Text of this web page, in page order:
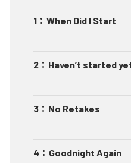
1 ： When Did I Start
2 ： Haven’t started
3 ： No Retakes
4 ： Goodnight Again